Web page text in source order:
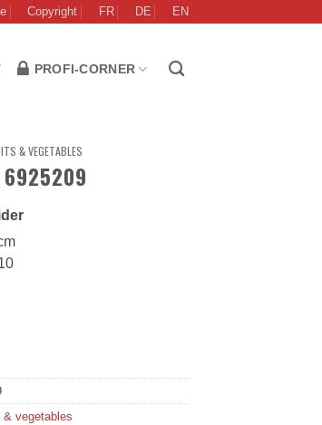
Copyright FR DE EN
PROFI-CORNER
& VEGETABLES
6925209
& vegetables